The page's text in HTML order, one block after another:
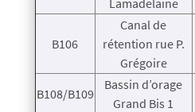
Lamadelaine
B106
Canal de
rétention rue P.
Grégoire
B108/B109
Bassin d’orage
Grand Bis 1